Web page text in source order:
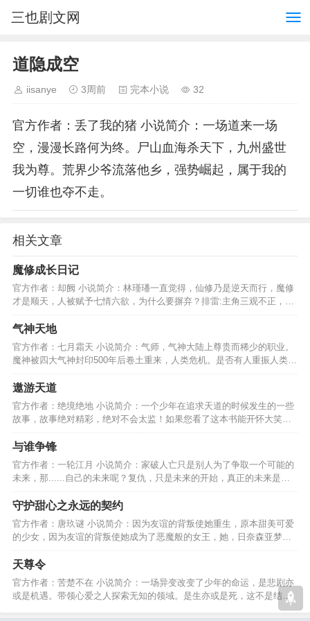
三也剧文网
道隐成空
iisanye 3周前 完本小说 32
官方作者：丢了我的猪 小说简介：一场道来一场
空，漫漫长路何为终。尸山血海杀天下，九州盛世
我为尊。荒界少爷流落他乡，强势崛起，属于我的
一切谁也夺不走。
相关文章
魔修成长日记
官方作者：却阙 小说简介：林瑾璠一直觉得，仙修乃是逆天而行，魔修
才是顺天，人被赋予七情六欲，为什么要摒弃？排雷:主角三观不正，不
会洗白，他就是个坏人…
气神天地
官方作者：七月霜天 小说简介：气师，气神大陆上尊贵而稀少的职业。
魔神被四大气神封印500年后卷土重来，人类危机。是否有人重振人类
光。这里是－气神天地。…
遨游天道
官方作者：绝境绝地 小说简介：一个少年在追求天道的时候发生的一些
故事，故事绝对精彩，绝对不会太监！如果您看了这本书能开怀大笑，
是我的骄傲。谢谢支持！…
与谁争锋
官方作者：一轮江月 小说简介：家破人亡只是别人为了争取一个可能的
未来，那......自己的未来呢？复仇，只是未来的开始，真正的未来是守
护眼前拥有的一切！…
守护甜心之永远的契约
官方作者：唐玖谜 小说简介：因为友谊的背叛使她重生，原本甜美可爱
的少女，因为友谊的背叛使她成为了恶魔般的女王，她，日奈森亚梦，
是时候该进行复仇了。…
天尊令
官方作者：苦楚不在 小说简介：一场异变改变了少年的命运，是悲剧亦
或是机遇。带领心爱之人探索无知的领域。是生亦或是死，这不是结